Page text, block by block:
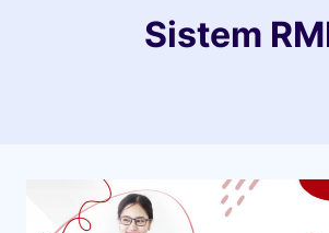
Sistem